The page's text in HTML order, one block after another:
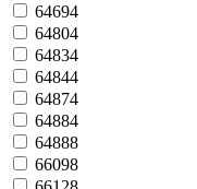
64694
64804
64834
64844
64874
64884
64888
66098